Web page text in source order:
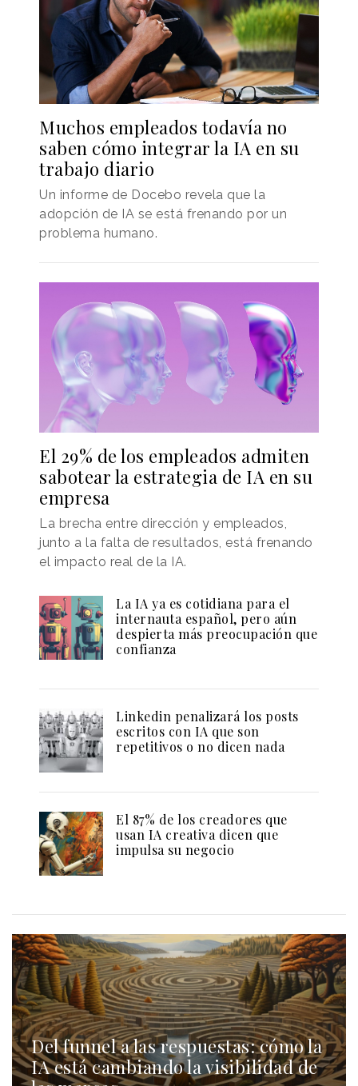
Muchos empleados todavía no
saben cómo integrar la IA en su
trabajo diario
Un informe de Docebo revela que la
adopción de IA se está frenando por un
problema humano.
El 29% de los empleados admiten
sabotear la estrategia de IA en su
empresa
La brecha entre dirección y empleados,
junto a la falta de resultados, está frenando
el impacto real de la IA.
La IA ya es cotidiana para el
internauta español, pero aún
despierta más preocupación que
confianza
Linkedin penalizará los posts
escritos con IA que son
repetitivos o no dicen nada
El 87% de los creadores que
usan IA creativa dicen que
impulsa su negocio
Del funnel a las respuestas: cómo la
IA está cambiando la visibilidad de